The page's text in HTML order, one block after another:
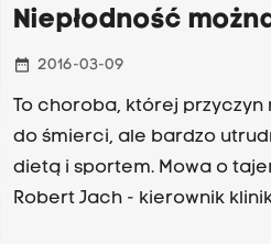
Niepłodność
date_range 2016-03-09
To choroba, której
do śmierci, ale bardzo
dietą i sportem. Mowa o
Robert Jach - kierownik